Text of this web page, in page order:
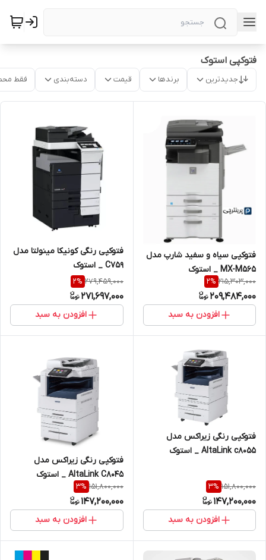
فتوکپی استوک
جدیدترین برندها قیمت دسته‌بندی فقط
فتوکپی سیاه و سفید شارپ مدل
MX-M565 _ استوک
215,303,000
2%
209,484,000
افزودن به سبد
فتوکپی رنگی کونیکا مینولتا مدل
C759 _ استوک
279,459,000
2%
271,697,000
افزودن به سبد
فتوکپی رنگی زیراکس مدل
AltaLink c8055 _ استوک
151,800,000
3%
147,200,000
افزودن به سبد
فتوکپی رنگی زیراکس مدل
AltaLink C8045 _ استوک
151,800,000
3%
147,200,000
افزودن به سبد